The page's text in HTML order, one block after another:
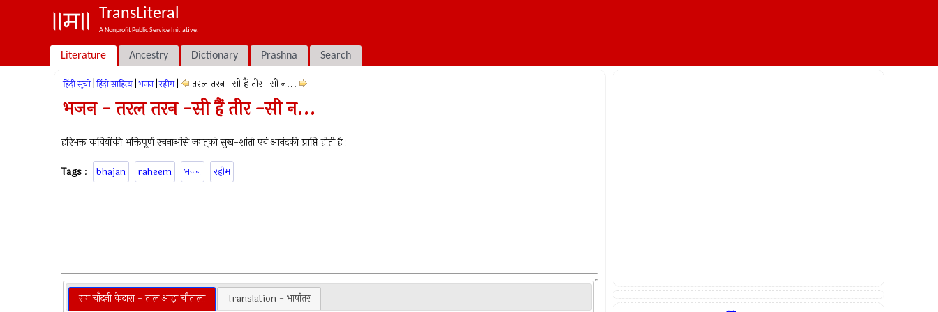
TransLiteral
A Nonprofit Public Service Initiative.
Literature Ancestry Dictionary Prashna Search
हिंदी सूची हिंदी साहित्य भजन रहीम तरल तरन -सी हैं तीर -सी न...
भजन - तरल तरन -सी हैं तीर -सी न...
हरिभक्त कवियोंकी भक्तिपूर्ण रचनाओंसे जगत्‌को सुख-शांती एवं आनंदकी प्राप्ति होती है।
Tags : bhajan raheem भजन रहीम
राग चाँदनी केदारा - ताल आड़ा चौताला Translation - भाषांतर